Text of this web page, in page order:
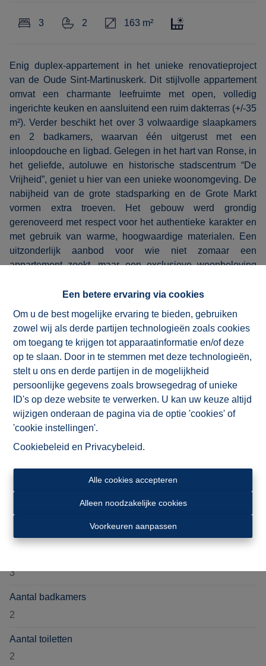
Een betere ervaring via cookies
Om u de best mogelijke ervaring te bieden, gebruiken
zowel wij als derde partijen technologieën zoals cookies
om toegang te krijgen tot apparaatinformatie en/of deze
op te slaan. Door in te stemmen met deze technologieën,
stelt u ons en derde partijen in de mogelijkheid
persoonlijke gegevens zoals browsegedrag of unieke
ID's op deze website te verwerken. U kan uw keuze altijd
wijzigen onderaan de pagina via de optie 'cookies' of
'cookie instellingen'.
Cookiebeleid en Privacybeleid.
Alle cookies accepteren
Alleen noodzakelijke cookies
Voorkeuren aanpassen
3 2 163 m²
Enig duplex-appartement in het unieke renovatieproject
van de Oude Sint-Martinuskerk. Dit stijlvolle appartement
omvat een charmante leefruimte met open, volledig
ingerichte keuken en aansluitend een ruim dakterras (+/-35
m²). Verder beschikt het over 3 volwaardige slaapkamers
en 2 badkamers, waarvan één uitgerust met een
inloopdouche en ligbad. Gelegen in het hart van Ronse, in
het geliefde, autoluwe en historische stadscentrum “De
Vrijheid”, geniet u hier van een unieke woonomgeving. De
nabijheid van de grote stadsparking en de Grote Markt
vormen extra troeven. Het gebouw werd grondig
gerenoveerd met respect voor het authentieke karakter en
met gebruik van warme, hoogwaardige materialen. Een
uitzonderlijk aanbod voor wie niet zomaar een
appartement zoekt, maar een exclusieve woonbeleving
Interesse? Contacteer ons vandaag nog op 055 21 48 08
voor een bezoek.
Delen
Algemeen
Adres
Sint-Martensplein 10/0101, 9600 Ronse
Verdieping
3
Aantal badkamers
2
Aantal toiletten
2